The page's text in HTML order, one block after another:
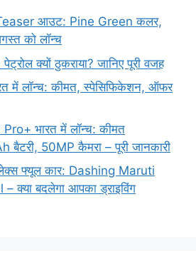
आउट: Pine Green कलर,
को लॉन्च
क्यों ठुकराया? जानिए पूरी वजह
में लॉन्च: कीमत, स्पेसिफिकेशन, ऑफर
भारत में लॉन्च: कीमत
50MP कैमरा – पूरी जानकारी
फ्यूल कार: Dashing Maruti
क्या बदलेगा आपका ड्राइविंग